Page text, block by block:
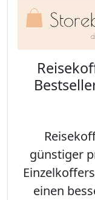
günstiger
einen